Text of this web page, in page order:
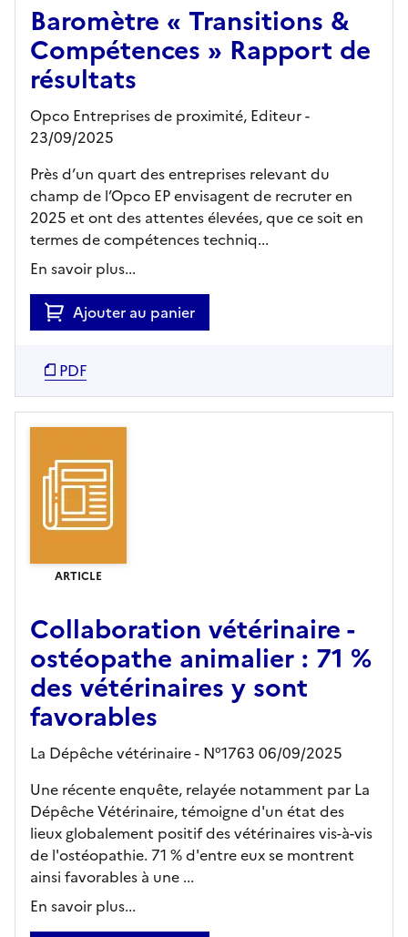
Baromètre « Transitions &
Compétences » Rapport de
résultats
Opco Entreprises de proximité, Editeur-
23/09/2025
Près d’un quart des entreprises relevant du
champ de l’Opco EP envisagent de recruter en
2025 et ont des attentes élevées, que ce soit en
termes de compétences techniq...
En savoir plus...
Ajouter au panier
PDF
ARTICLE
Collaboration vétérinaire -
ostéopathe animalier : 71 %
des vétérinaires y sont
favorables
La Dépêche vétérinaire - N°1763 06/09/2025
Une récente enquête, relayée notamment par La
Dépêche Vétérinaire, témoigne d'un état des
lieux globalement positif des vétérinaires vis-à-vis
de l'ostéopathie. 71 % d'entre eux se montrent
ainsi favorables à une ...
En savoir plus...